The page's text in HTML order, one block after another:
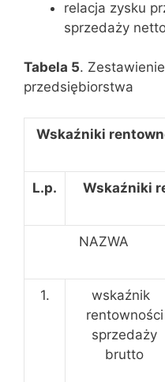
relacja zysku
sprzedaży
Tabela 5.
przedsiębiorstwa
Wskaźniki
L.p. Wskaźniki
NAZWA
1.
wskaźnik
rentowności
sprzedaży
brutto